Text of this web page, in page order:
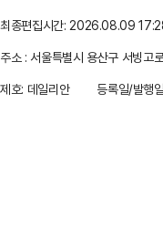
최종편집시간: 2026.08.09
주소 : 서울특별시 용산구 서빙고
제호: 데일리안
등록일/발행